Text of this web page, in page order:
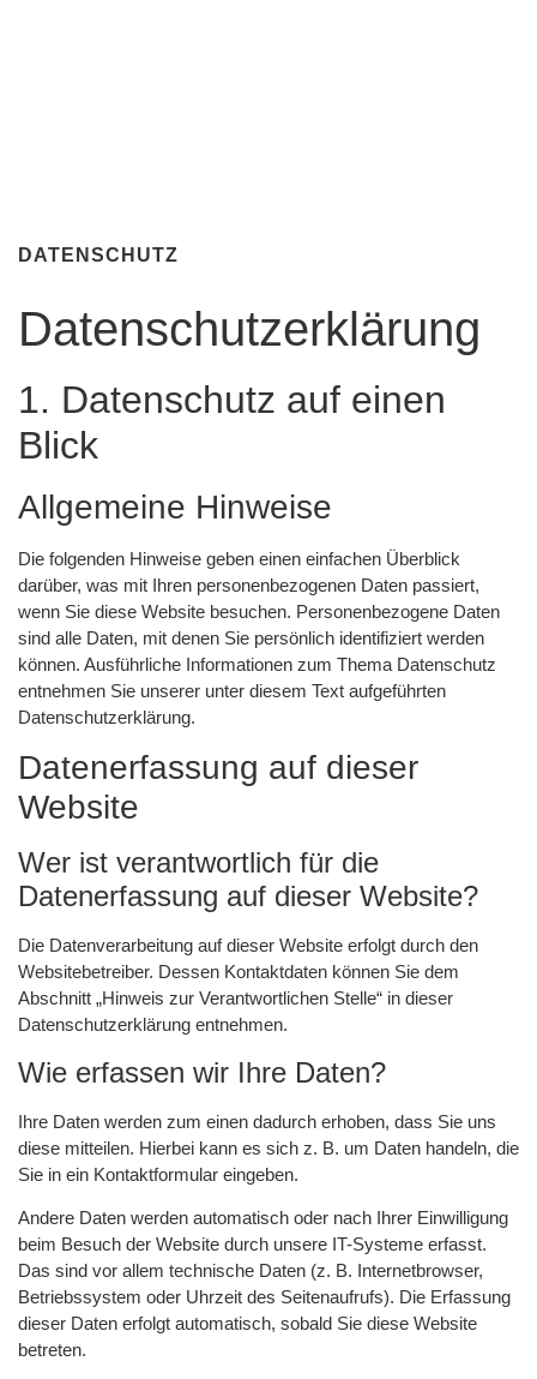
DATENSCHUTZ
Datenschutz­erklärung
1. Datenschutz auf einen
Blick
Allgemeine Hinweise
Die folgenden Hinweise geben einen einfachen Überblick
darüber, was mit Ihren personenbezogenen Daten passiert,
wenn Sie diese Website besuchen. Personenbezogene Daten
sind alle Daten, mit denen Sie persönlich identifiziert werden
können. Ausführliche Informationen zum Thema Datenschutz
entnehmen Sie unserer unter diesem Text aufgeführten
Datenschutzerklärung.
Datenerfassung auf dieser
Website
Wer ist verantwortlich für die
Datenerfassung auf dieser Website?
Die Datenverarbeitung auf dieser Website erfolgt durch den
Websitebetreiber. Dessen Kontaktdaten können Sie dem
Abschnitt „Hinweis zur Verantwortlichen Stelle“ in dieser
Datenschutzerklärung entnehmen.
Wie erfassen wir Ihre Daten?
Ihre Daten werden zum einen dadurch erhoben, dass Sie uns
diese mitteilen. Hierbei kann es sich z. B. um Daten handeln, die
Sie in ein Kontaktformular eingeben.
Andere Daten werden automatisch oder nach Ihrer Einwilligung
beim Besuch der Website durch unsere IT-Systeme erfasst.
Das sind vor allem technische Daten (z. B. Internetbrowser,
Betriebssystem oder Uhrzeit des Seitenaufrufs). Die Erfassung
dieser Daten erfolgt automatisch, sobald Sie diese Website
betreten.